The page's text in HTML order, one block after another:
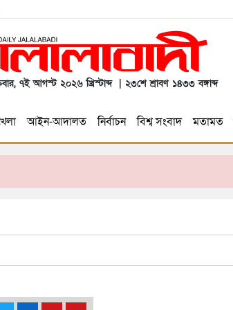
৭ই আগস্ট ২০২৬ খ্রিস্টাব্দ | ২৩শে শ্রাবণ ১৪৩৩ বঙ্গাব্দ
আইন-আদালত নির্বাচন বিশ্ব সংবাদ মতামত